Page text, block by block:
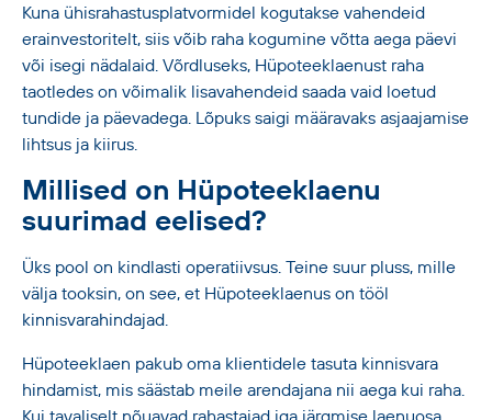
Kuna ühisrahastusplatvormidel kogutakse vahendeid
erainvestoritelt, siis võib raha kogumine võtta aega päevi
või isegi nädalaid. Võrdluseks, Hüpoteeklaenust raha
taotledes on võimalik lisavahendeid saada vaid loetud
tundide ja päevadega. Lõpuks saigi määravaks asjaajamise
lihtsus ja kiirus.
Millised on Hüpoteeklaenu
suurimad eelised?
Üks pool on kindlasti operatiivsus. Teine suur pluss, mille
välja tooksin, on see, et Hüpoteeklaenus on tööl
kinnisvarahindajad.
Hüpoteeklaen pakub oma klientidele tasuta kinnisvara
hindamist, mis säästab meile arendajana nii aega kui raha.